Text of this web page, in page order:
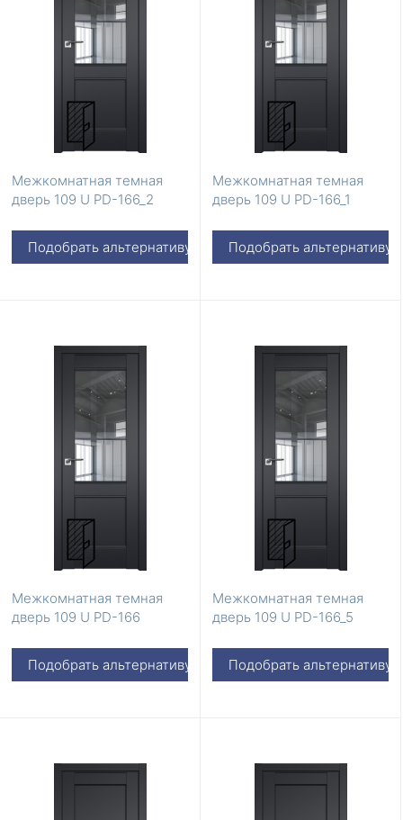
Межкомнатная темная
дверь 109 U PD-166_2
Подобрать альтернативу
Межкомнатная темная
дверь 109 U PD-166_1
Подобрать альтернативу
Межкомнатная темная
дверь 109 U PD-166
Подобрать альтернативу
Межкомнатная темная
дверь 109 U PD-166_5
Подобрать альтернативу